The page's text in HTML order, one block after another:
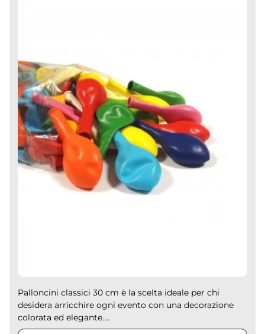
Palloncini classici 30 cm è la scelta ideale per chi
desidera arricchire ogni evento con una decorazione
colorata ed elegante....